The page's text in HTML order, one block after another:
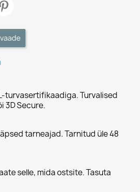
turvasertifikaadiga. Turvalised
3D Secure.
tarneajad. Tarnitud üle 48
selle, mida ostsite. Tasuta